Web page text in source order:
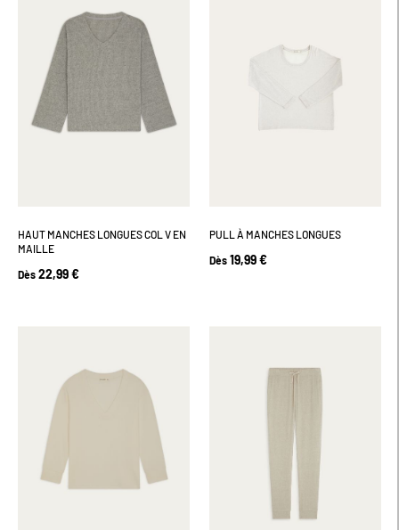
HAUT MANCHES LONGUES COL V EN
MAILLE
Dès 22,99 €
PULL À MANCHES LONGUES
Dès 19,99 €